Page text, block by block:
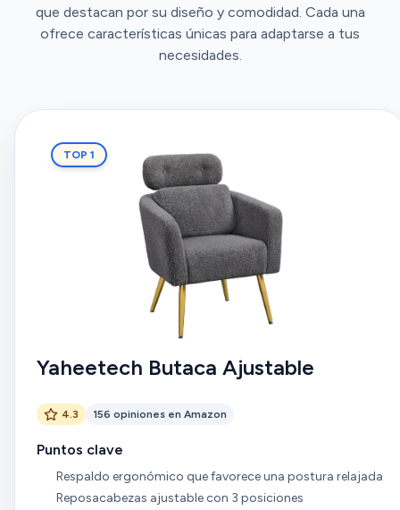
que destacan por su diseño y comodidad. Cada una
ofrece características únicas para adaptarse a tus
necesidades.
TOP 1
Yaheetech Butaca Ajustable
4.3 156 opiniones en Amazon
Puntos clave
Respaldo ergonómico que favorece una postura relajada
Reposacabezas ajustable con 3 posiciones